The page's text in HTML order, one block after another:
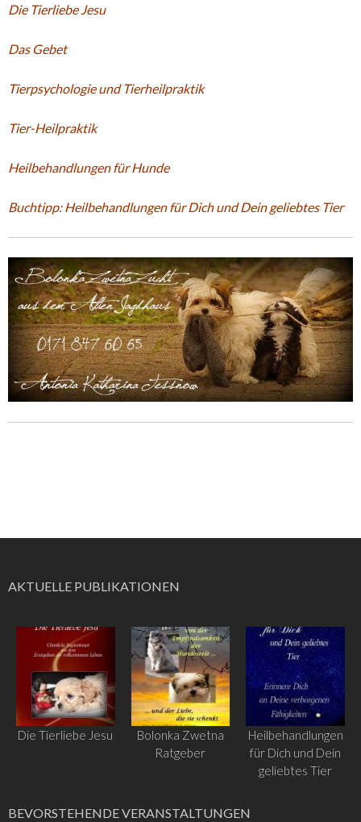
Die Tierliebe Jesu
Das Gebet
Tierpsychologie und Tierheilpraktik
Tier-Heilpraktik
Heilbehandlungen für Hunde
Buchtipp: Heilbehandlungen für Dich und Dein geliebtes Tier
AKTUELLE PUBLIKATIONEN
Die Tierliebe Jesu
Bolonka Zwetna
Ratgeber
Heilbehandlungen
für Dich und Dein
geliebtes Tier
BEVORSTEHENDE VERANSTALTUNGEN